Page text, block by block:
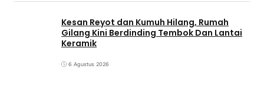
Kesan Reyot dan Kumuh Hilang, Rumah
Gilang Kini Berdinding Tembok Dan Lantai
Keramik
6 Agustus 2026